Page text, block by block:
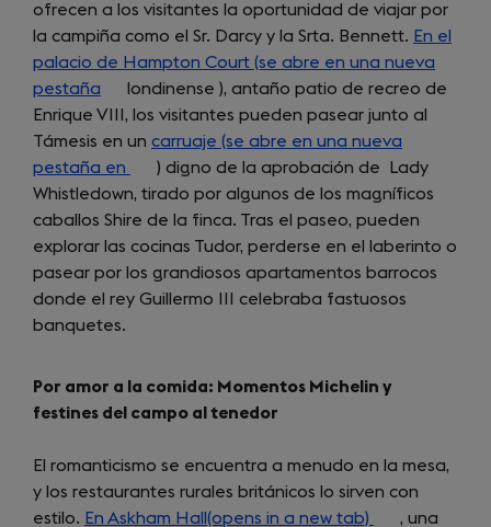
in
a
new
tab)
ofrecen a los visitantes la oportunidad de viajar por
la campiña como el Sr. Darcy y la Srta. Bennett. En el
palacio de Hampton Court (se abre en una nueva
pestaña (opens
in
a
new
tab)
londinense ), antaño patio de recreo de
Enrique VIII, los visitantes pueden pasear junto al
Támesis en un carruaje (se abre en una nueva
pestaña en
(opens
in
a
new
tab)
) digno de la aprobación de Lady
Whistledown, tirado por algunos de los magníficos
caballos Shire de la finca. Tras el paseo, pueden
explorar las cocinas Tudor, perderse en el laberinto o
pasear por los grandiosos apartamentos barrocos
donde el rey Guillermo III celebraba fastuosos
banquetes.
Por amor a la comida: Momentos Michelin y
festines del campo al tenedor
El romanticismo se encuentra a menudo en la mesa,
y los restaurantes rurales británicos lo sirven con
estilo. En Askham Hall(opens in a new tab)
(opens
, una